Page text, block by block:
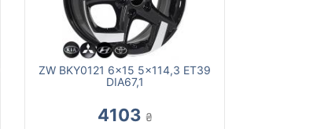
ZW BKY0121 6x15 5x114,3 ET39
DIA67,1
4103 ₴